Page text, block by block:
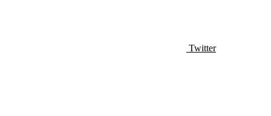
Twitter